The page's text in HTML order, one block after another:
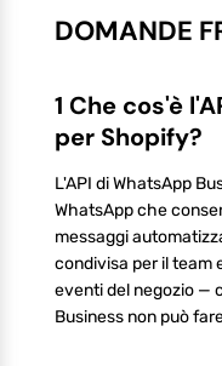
DOMANDE
1 Che cos'è
per Shopify?
L'API di WhatsApp
WhatsApp che
messaggi
condivisa per il team
eventi del negozio —
Business non può